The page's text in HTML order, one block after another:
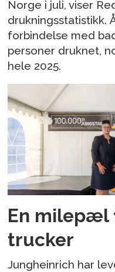
Norge i juli, viser
drukningsstatistikk.
forbindelse med
personer druknet,
hele 2025.
En milepæl
trucker
Jungheinrich har